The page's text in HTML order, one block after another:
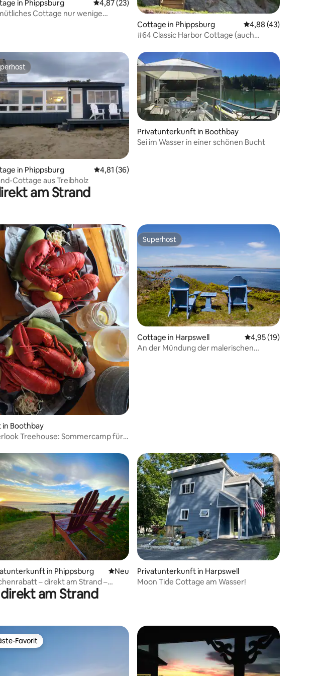
in Phippsburg Durchschnittliche Bewertung: 4,87 von 5, 23 Bewertungen
4,87 (23)
Cottage nur wenige
Cottage in Phippsburg Durchschnittliche
4,88 (43)
#64 Classic Harbor Cottage (auch
4,81 von 5, 274 Bewertungen
in Phippsburg Durchschnittliche Bewertung: 4,81 von 5, 36 Bewertungen
4,81 (36)
Cottage aus Treibholz
Privatunterkunft in Boothbay
Sei im Wasser in einer schönen Bucht
am Strand
Bewertung: 4,8 von 5, 10 Bewertungen
in Boothbay
Treehouse: Sommercamp für
Superhost
Superhost
Cottage in Harpswell Durchschnittliche
4,95 (19)
An der Mündung der malerischen
Bewertung: 4,62 von 5, 21 Bewertungen
in Phippsburg
Neue Unterkunft
Neu
– direkt am Strand –
Ferienhaus
Privatunterkunft in Harpswell
Moon Tide Cottage am Wasser!
am Strand
Favorit
Favorit